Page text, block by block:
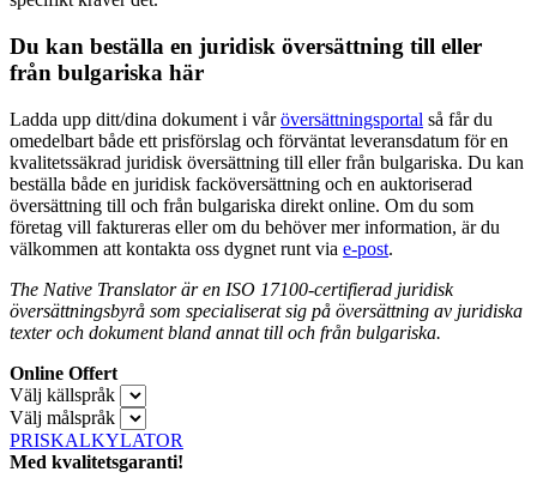
Du kan beställa en juridisk översättning till eller
från bulgariska här
Ladda upp ditt/dina dokument i våröversättningsportal så får du
omedelbart både ett prisförslag och förväntat leveransdatum för en
kvalitetssäkrad juridisk översättning till eller från bulgariska. Du kan
beställa både en juridisk facköversättning och en auktoriserad
översättning till och från bulgariska direkt online. Om du som
företag vill faktureras eller om du behöver mer information, är du
välkommen att kontakta oss dygnet runt via e-post.
The Native Translator är en ISO 17100-certifierad juridisk
översättningsbyrå som specialiserat sig på översättning av juridiska
texter och dokument bland annat till och från bulgariska.
Online Offert
Välj källspråk
Välj målspråk
PRISKALKYLATOR
Med kvalitetsgaranti!